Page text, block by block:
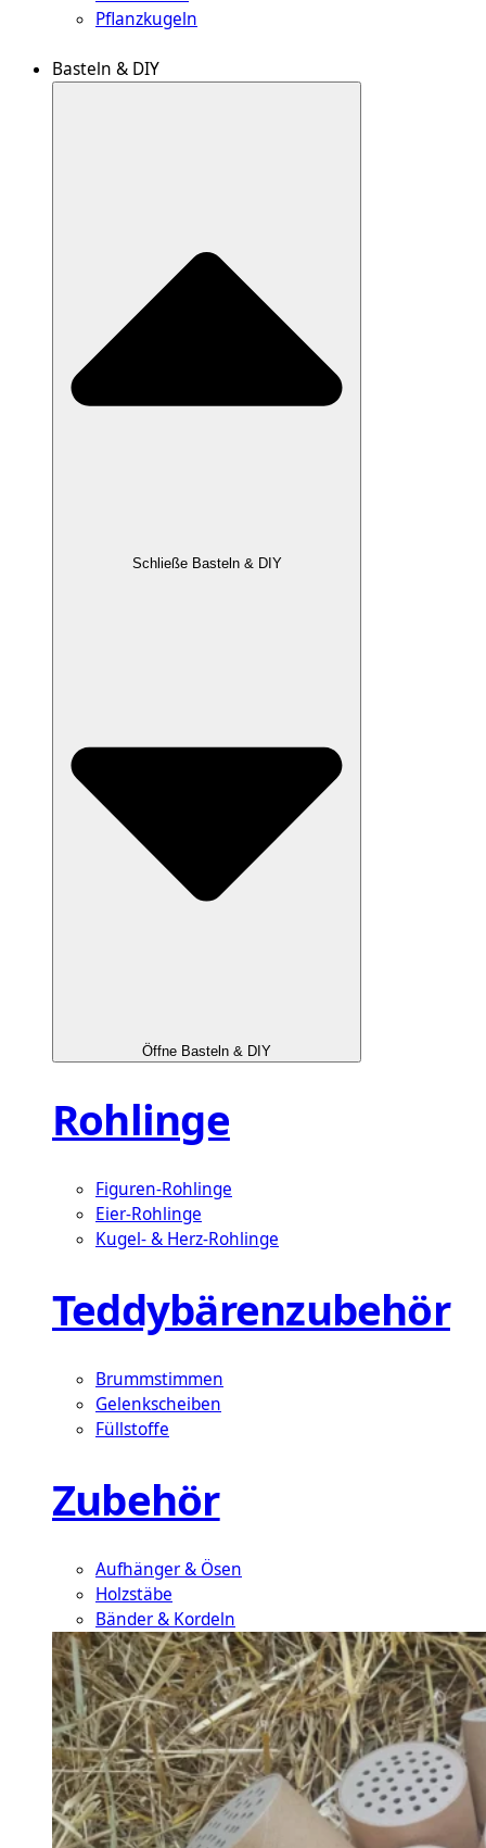
Pflanzkugeln
Basteln & DIY
Schließe Basteln & DIY
Öffne Basteln & DIY
Rohlinge
Figuren-Rohlinge
Eier-Rohlinge
Kugel- & Herz-Rohlinge
Teddybärenzubehör
Brummstimmen
Gelenkscheiben
Füllstoffe
Zubehör
Aufhänger & Ösen
Holzstäbe
Bänder & Kordeln